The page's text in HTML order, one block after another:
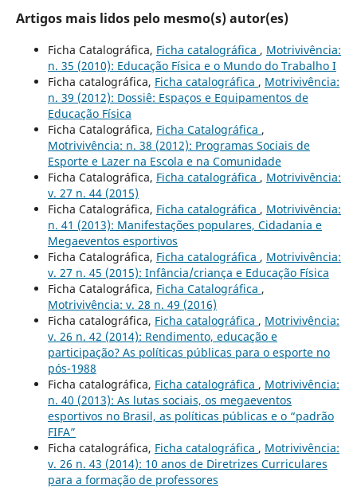
Artigos mais lidos pelo mesmo(s) autor(es)
Ficha Catalográfica, Ficha catalográfica , Motrivivência:
n. 35 (2010): Educação Física e o Mundo do Trabalho I
Ficha catalográfica, Ficha catalográfica , Motrivivência:
n. 39 (2012): Dossiê: Espaços e Equipamentos de
Educação Física
Ficha Catalográfica, Ficha Catalográfica ,
Motrivivência: n. 38 (2012): Programas Sociais de
Esporte e Lazer na Escola e na Comunidade
Ficha Catalográfica, Ficha catalográfica , Motrivivência:
v. 27 n. 44 (2015)
Ficha Catalográfica, Ficha catalográfica , Motrivivência:
n. 41 (2013): Manifestações populares, Cidadania e
Megaeventos esportivos
Ficha Catalográfica, Ficha catalográfica , Motrivivência:
v. 27 n. 45 (2015): Infância/criança e Educação Física
Ficha Catalográfica, Ficha Catalográfica ,
Motrivivência: v. 28 n. 49 (2016)
Ficha catalográfica, Ficha catalográfica , Motrivivência:
v. 26 n. 42 (2014): Rendimento, educação e
participação? As políticas públicas para o esporte no
pós-1988
Ficha catalográfica, Ficha catalográfica , Motrivivência:
n. 40 (2013): As lutas sociais, os megaeventos
esportivos no Brasil, as políticas públicas e o “padrão
FIFA”
Ficha catalográfica, Ficha catalográfica , Motrivivência:
v. 26 n. 43 (2014): 10 anos de Diretrizes Curriculares
para a formação de professores